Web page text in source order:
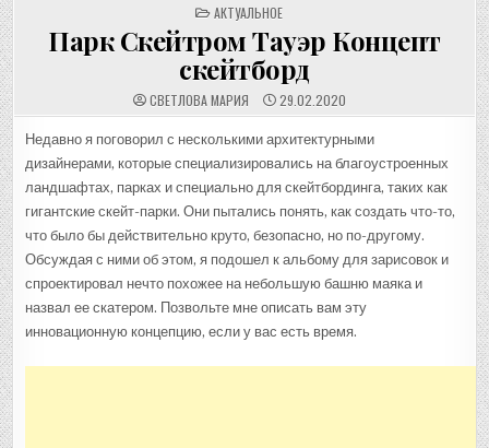
POSTED
IN
АКТУАЛЬНОЕ
Парк Скейтром Тауэр Концепт
скейтборд
СВЕТЛОВА МАРИЯ 29.02.2020
Недавно я поговорил с несколькими архитектурными
дизайнерами, которые специализировались на благоустроенных
ландшафтах, парках и специально для скейтбординга, таких как
гигантские скейт-парки. Они пытались понять, как создать что-то,
что было бы действительно круто, безопасно, но по-другому.
Обсуждая с ними об этом, я подошел к альбому для зарисовок и
спроектировал нечто похожее на небольшую башню маяка и
назвал ее скатером. Позвольте мне описать вам эту
инновационную концепцию, если у вас есть время.